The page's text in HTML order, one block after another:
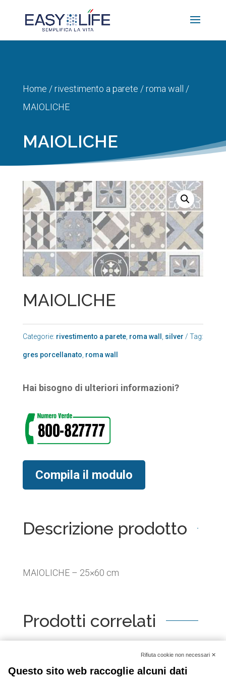
Home /rivestimento a parete /roma wall
/
MAIOLICHE
MAIOLICHE
MAIOLICHE
Categorie: rivestimento a parete, roma wall silver Tag:
gres porcellanato roma wall
Hai bisogno di ulteriori informazioni?
Compila il modulo
Descrizione prodotto
MAIOLICHE – 25×60 cm
Prodotti correlati
[woo_product_slider id="2798"]